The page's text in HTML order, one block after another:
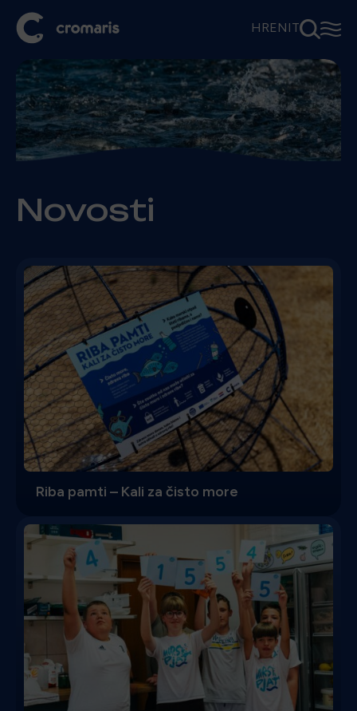
HREN IT⚲☰
Novosti
Riba pamti – Kali za čisto more